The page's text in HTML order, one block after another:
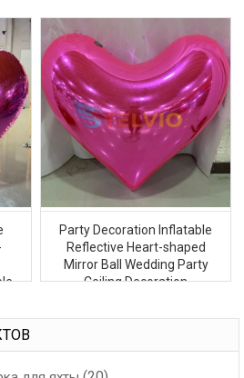
Party Decoration Inflatable
Reflective Heart-shaped
Mirror Ball Wedding Party
Ceiling Decoration